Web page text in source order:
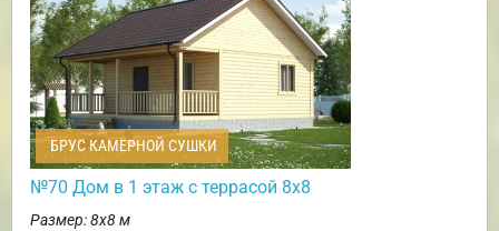
БРУС КАМЕРНОЙ СУШКИ
№70 Дом в 1 этаж с террасой 8х8
Размер: 8х8 м